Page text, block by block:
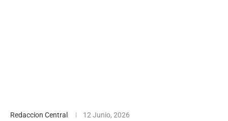
Redaccion Central 12 Junio, 2026